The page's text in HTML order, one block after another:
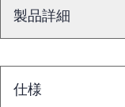
製品詳細
仕様